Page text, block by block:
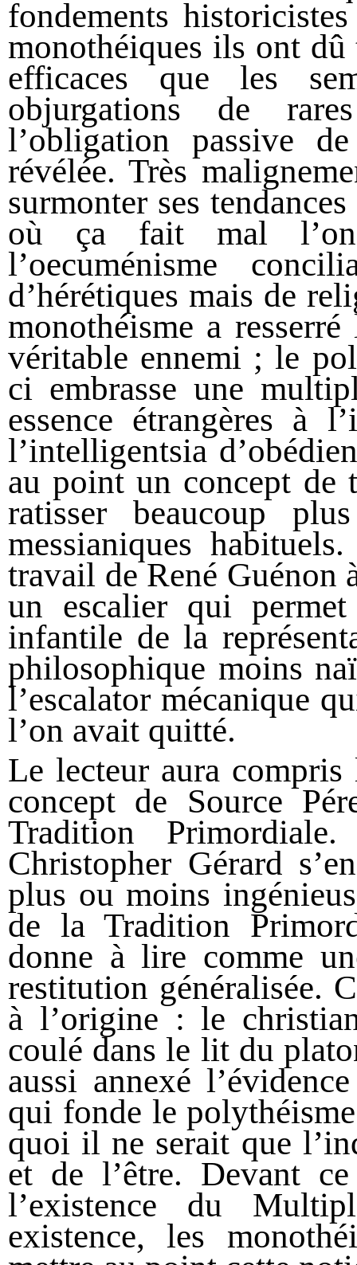
fondements
monothéiques ils ont dû
efficaces que les
objurgations de
l’obligation passive
révélée. Très
surmonter ses
où ça fait mal l’on
l’oecuménisme
d’hérétiques mais de
monothéisme a
véritable ennemi ; le
ci embrasse une
essence étrangères à
l’intelligentsia
au point un concept de
ratisser beaucoup
messianiques habituels.
travail de René Guénon
un escalier qui permet
infantile de la
philosophique moins
l’escalator mécanique
l’on avait quitté.
Le lecteur aura
concept de Source
Tradition
Christopher Gérard
plus ou moins
de la Tradition
donne à lire comme
restitution généralisée.
à l’origine : le
coulé dans le lit du
aussi annexé
qui fonde le
quoi il ne serait que
et de l’être. Devant
l’existence du
existence, les